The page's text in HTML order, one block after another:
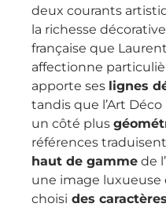
deux courants
la richesse
française que
affectionne
apporte ses lignes
tandis que l’Art
un côté plus
références
haut de gamme de
une image luxueuse
choisi des caractères